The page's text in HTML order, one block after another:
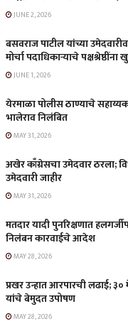
JUNE 2, 2026
बसवराज पाटील यांच्या
मोर्चा पदाधिकाऱ्याचे पक्षश्रेष्ठींना
JUNE 1, 2026
येरमाळा पोलीस ठाण्याचे
भालेराव निलंबित
MAY 31, 2026
अखेर काँग्रेसचा उमेदवार ठरला;
उमेदवारी जाहीर
MAY 31, 2026
मतदार यादी पुनरिक्षणात
निलंबन कारवाईचे आदेश
MAY 28, 2026
प्रखर उन्हात आरपारची लढाई;
यांचे बेमुदत उपोषण
MAY 28, 2026